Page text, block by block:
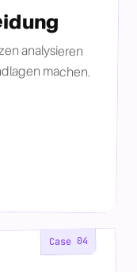
analysieren
machen.
Case 04